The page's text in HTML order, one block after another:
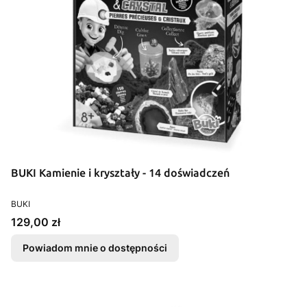
BUKI Kamienie i kryształy - 14 doświadczeń
PRODUCENT
BUKI
Cena
129,00 zł
Powiadom mnie o dostępności